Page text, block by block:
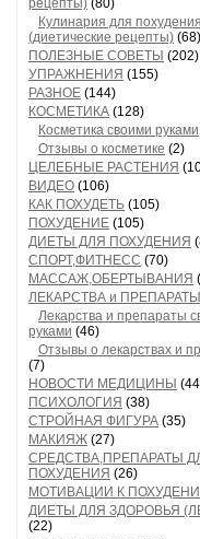
рецепты) (80)
Кулинария для похудения
(диетические рецепты) (68)
ПОЛЕЗНЫЕ СОВЕТЫ (202)
УПРАЖНЕНИЯ (155)
РАЗНОЕ (144)
КОСМЕТИКА (128)
Косметика своими руками
Отзывы о косметике (2)
ЦЕЛЕБНЫЕ РАСТЕНИЯ
ВИДЕО (106)
КАК ПОХУДЕТЬ (105)
ПОХУДЕНИЕ (105)
ДИЕТЫ ДЛЯ ПОХУДЕНИЯ
СПОРТ,ФИТНЕСС (70)
МАССАЖ,ОБЕРТЫВАНИЯ
ЛЕКАРСТВА и ПРЕПАРАТЫ
Лекарства и препараты
руками (46)
Отзывы о лекарствах и
(7)
НОВОСТИ МЕДИЦИНЫ
ПСИХОЛОГИЯ (38)
СТРОЙНАЯ ФИГУРА (35)
МАКИЯЖ (27)
СРЕДСТВА,ПРЕПАРАТЫ
ПОХУДЕНИЯ (26)
МОТИВАЦИИ К
ДИЕТЫ ДЛЯ ЗДОРОВЬЯ
(22)